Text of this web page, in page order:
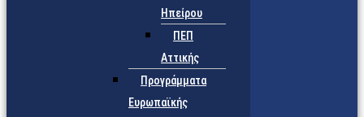
Ηπείρου
ΠΕΠ
Αττικής
Προγράμματα
Ευρωπαϊκής